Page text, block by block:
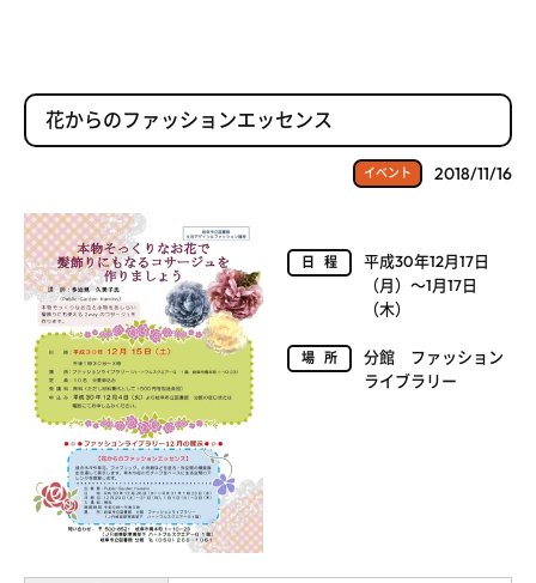
花からのファッションエッセンス
イベント 2018/11/16
日程
平成30年12月17日
（月）～1月17日
（木）
場所
分館 ファッション
ライブラリー